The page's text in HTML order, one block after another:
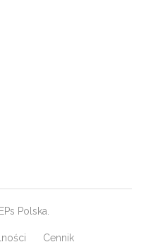
Polska.
Cennik